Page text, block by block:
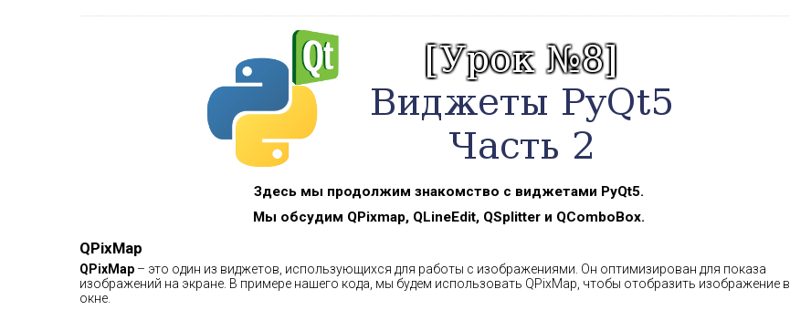
Здесь мы продолжим знакомство с виджетами PyQt5.
Мы обсудим QPixmap, QLineEdit, QSplitter и QComboBox.
QPixMap
QPixMap – это один из виджетов, использующихся для работы с изображениями. Он оптимизирован для показа
изображений на экране. В примере нашего кода, мы будем использовать QPixMap, чтобы отобразить изображение в
окне.